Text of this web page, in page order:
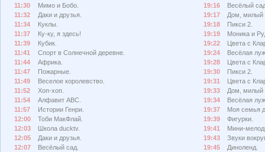
11:30
Мимо и Бобо.
11:32
Даки и друзья.
11:34
Куклы.
11:37
Ку-ку, я здесь!
11:39
Кубик.
11:41
Спорт в Солнечной деревне.
11:44
Африка.
11:47
Пожарные.
11:49
Веселое королевство.
11:52
Хоп-хоп.
11:54
Алфавит АВС.
11:57
Истории Генри.
12:00
Тоби МакФлай.
12:03
Школа ducktv.
12:05
Даки и друзья.
12:07
Весёлый сад.
19:16
Весёлый
19:17
Дом, милый
19:18
Пикси 2.
19:19
Моника и
19:22
Цвета с
19:24
Весёлая
19:28
Цвета с
19:30
Пикси 2.
19:31
Цвета с
19:33
Дом, милый
19:34
Весёлая
19:37
Моя семья
19:39
Фигурки.
19:41
Мини-
19:43
Звуки
19:45
Диноленд.